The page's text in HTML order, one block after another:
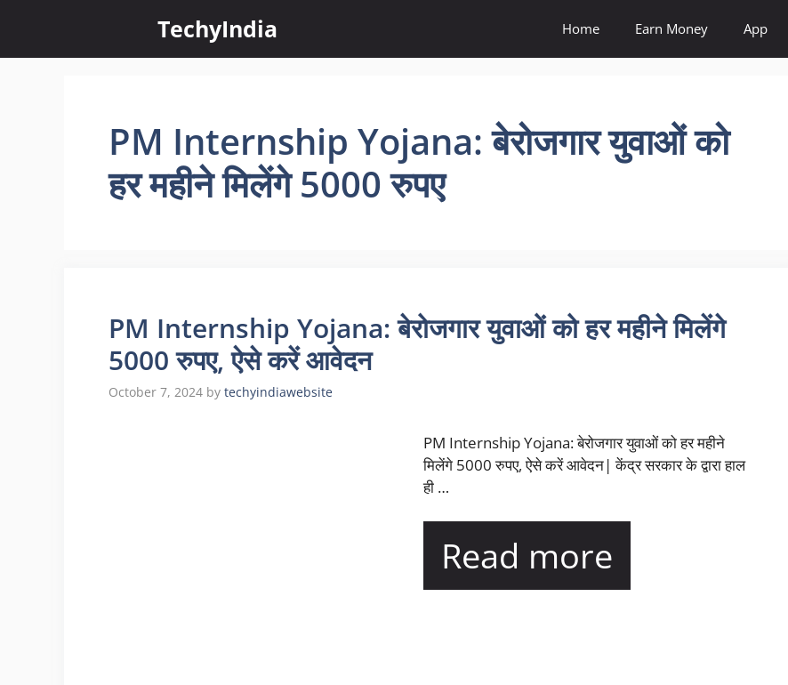
content
TechyIndia Home Earn Money App
PM Internship Yojana: बेरोजगार युवाओं को
हर महीने मिलेंगे 5000 रुपए
PM Internship Yojana: बेरोजगार युवाओं को हर महीने मिलेंगे
5000 रुपए, ऐसे करें आवेदन
October 7, 2024 by techyindiawebsite
PM Internship Yojana: बेरोजगार युवाओं को हर महीने
मिलेंगे 5000 रुपए, ऐसे करें आवेदन| केंद्र सरकार के द्वारा हाल
ही …
Read more